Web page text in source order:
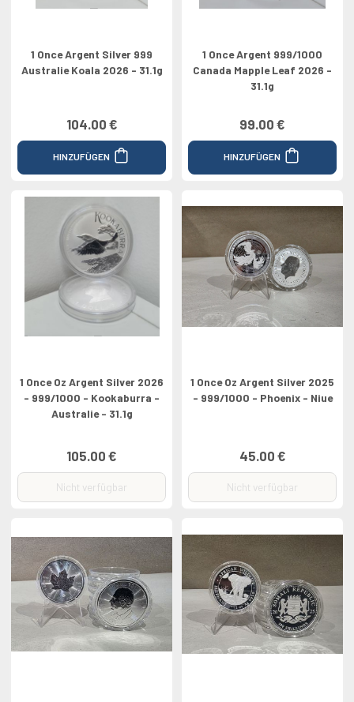
1 Once Argent Silver 999
Australie Koala 2026 - 31.1g
104.00 €
HINZUFÜGEN
1 Once Argent 999/1000
Canada Mapple Leaf 2026 -
31.1g
99.00 €
HINZUFÜGEN
1 Once Oz Argent Silver 2026
- 999/1000 - Kookaburra -
Australie - 31.1g
105.00 €
Nicht verfügbar
1 Once Oz Argent Silver 2025
- 999/1000 - Phoenix - Niue
45.00 €
Nicht verfügbar